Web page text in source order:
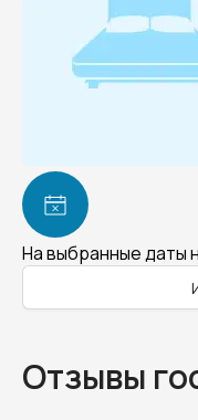
На выбранные даты
Отзывы